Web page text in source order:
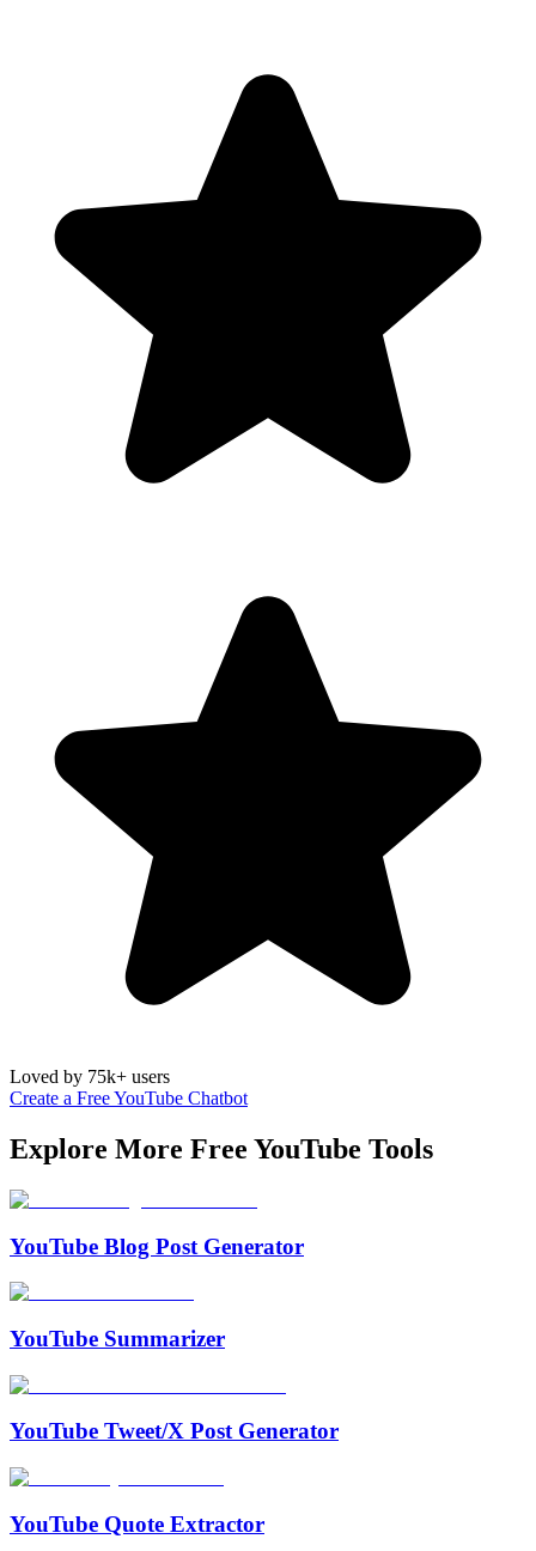
Loved by 75k+ users
Create a Free YouTube Chatbot
Explore More Free YouTube Tools
YouTube Blog Post Generator
YouTube Summarizer
YouTube Tweet/X Post Generator
YouTube Quote Extractor